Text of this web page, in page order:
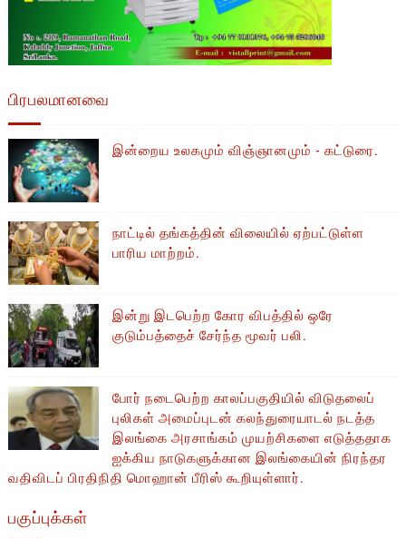
பிரபலமானவை
இன்றைய உலகமும் விஞ்ஞானமும் - கட்டுரை.
நாட்டில் தங்கத்தின் விலையில் ஏற்பட்டுள்ள
பாரிய மாற்றம்.
இன்று இடபெற்ற கோர விபத்தில் ஒரே
குடும்பத்தைச் சேர்ந்த மூவர் பலி.
போர் நடைபெற்ற காலப்பகுதியில் ​​விடுதலைப்
புலிகள் அமைப்புடன் கலந்துரையாடல் நடத்த
இலங்கை அரசாங்கம் முயற்சிகளை எடுத்ததாக
ஐக்கிய நாடுகளுக்கான இலங்கையின் நிரந்தர
வதிவிடப் பிரதிநிதி மொஹான் பீரிஸ் கூறியுள்ளார்.
பகுப்புக்கள்